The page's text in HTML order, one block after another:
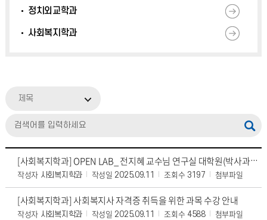
정치외교학과
사회복지학과
제목
[사회복지학과] OPEN LAB_ 전지혜 교수님 연구실 대학원(박사과정) 소개 프로그램 참
작성자 사회복지학과 작성일 2025.09.11 조회수 3197 첨부파일
[사회복지학과] 사회복지사 자격증 취득을 위한 과목 수강 안내
작성자 사회복지학과 작성일 2025.09.11 조회수 4588 첨부파일